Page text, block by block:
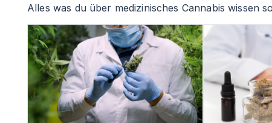
Alles was du über medizinisches Cannabis wissen